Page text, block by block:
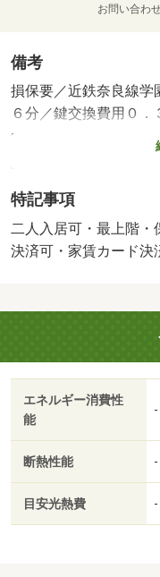
お問い合わ
備考
損保要／近鉄奈良線学
６分／鍵交換費用０
円／入居サポート：
４円／月 更新事務手
可／バストイレ別／バ
ット／シャワー付洗
／室内洗濯置／シュー
チン／防犯カメラ／照
ロゼット／保証人不
／ネット使用料不要／
地内ごみ置き場／セキ
Ｓ／礼金１ヶ月／Ｉ
済可／家賃カード決
パー）まで３００ｍ
（コンビニ）まで９
１９００ｍ／奈良登
特記事項
二人入居可・最上階
決済可・家賃カード決
エネルギー消費性
能
-
断熱性能 -
目安光熱費 -